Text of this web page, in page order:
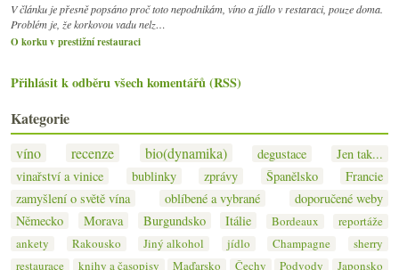
V článku je přesně popsáno proč toto nepodnikám, víno a jídlo v restaraci, pouze doma.
Problém je, že korkovou vadu nelz…
O korku v prestižní restauraci
Přihlásit k odběru všech komentářů (RSS)
Kategorie
víno recenze bio(dynamika) degustace
Jen tak...
vinařství a vinice
bublinky zprávy Španělsko
Francie
zamyšlení o světě vína
oblíbené a vybrané
doporučené weby
Německo
Morava Burgundsko Itálie Bordeaux
reportáže
ankety
Rakousko Jiný alkohol jídlo Champagne
sherry
restaurace
knihy a časopisy Maďarsko Čechy Podvody Japonsko